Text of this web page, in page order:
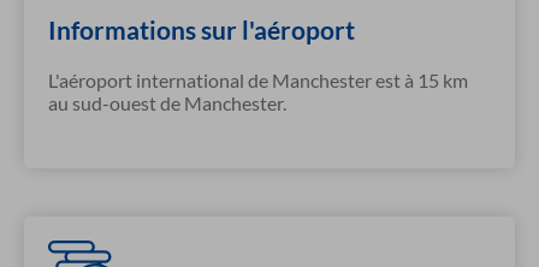
Informations sur l'aéroport
L'aéroport international de Manchester est à 15 km
au sud-ouest de Manchester.